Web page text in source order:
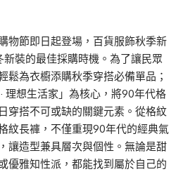
物節即日起登場 ， 百貨服飾秋季新
新裝的最佳採購時機。為了讓民眾
鬆為衣櫥添購秋季穿搭必備單品 ；
· 理想生活家 」為核心，將90年代格
穿搭不可或缺的關鍵元素。從格紋
紋長褲，不僅重現90年代的經典氣
讓造型兼具層次與個性。無論是甜
優雅知性派，都能找到屬於自己的